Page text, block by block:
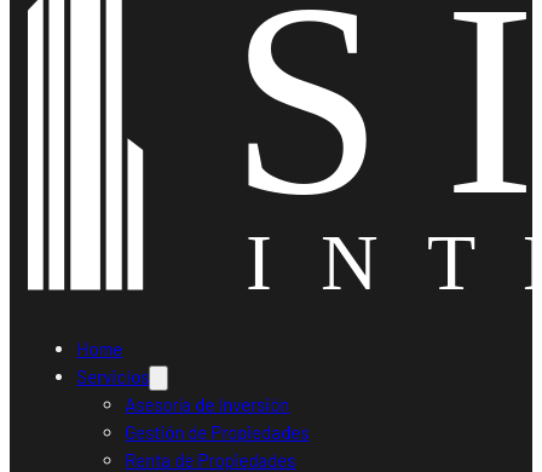
Home
Servicios
Asesoría de Inversión
Gestión de Propiedades
Renta de Propiedades